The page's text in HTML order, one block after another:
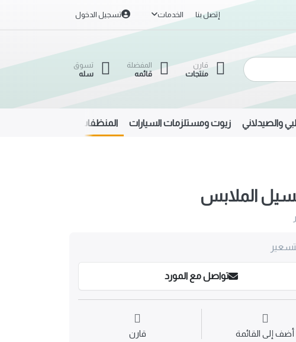
إتصل بنا الخدمات تسجيل الدخول
قارن
منتجات
المفضلة
قائمه
تسوق
سله
والصيدلاني زيوت ومستلزمات السيارات المنظفات
الملابس
تواصل مع المورد
أضف إلى القائمة قارن